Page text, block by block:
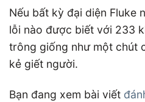
Nếu bất kỳ đại diện Fluke
lỗi nào được biết với 233
trông giống như một chút
kẻ giết người.
Bạn đang xem bài viết